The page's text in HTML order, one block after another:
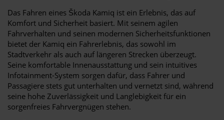
Das Fahren eines Škoda Kamiq ist ein Erlebnis, das auf
Komfort und Sicherheit basiert. Mit seinem agilen
Fahrverhalten und seinen modernen Sicherheitsfunktionen
bietet der Kamiq ein Fahrerlebnis, das sowohl im
Stadtverkehr als auch auf längeren Strecken überzeugt.
Seine komfortable Innenausstattung und sein intuitives
Infotainment-System sorgen dafür, dass Fahrer und
Passagiere stets gut unterhalten und vernetzt sind, während
seine hohe Zuverlässigkeit und Langlebigkeit für ein
sorgenfreies Fahrvergnügen stehen.